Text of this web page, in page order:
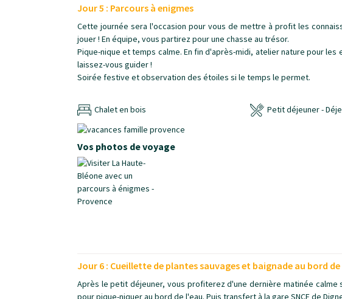
Jour 5 : Parcours à enigmes
Cette journée sera l'occasion pour vous de mettre à profit les
jouer ! En équipe, vous partirez pour une chasse au trésor.
Pique-nique et temps calme. En fin d'après-midi, atelier nature pour
laissez-vous guider !
Soirée festive et observation des étoiles si le temps le permet.
Chalet en bois Petit déjeuner -
Vos photos de voyage
Jour 6 : Cueillette de plantes sauvages et baignade au bord de
Après le petit déjeuner, vous profiterez d'une dernière matinée calme
pour pique-niquer au bord de l'eau. Puis transfert à la gare SNCF de